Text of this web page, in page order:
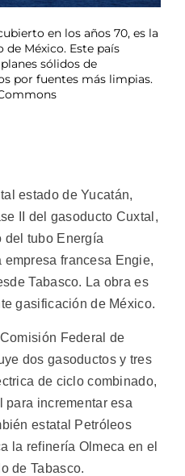
en los años 70, es la
México. Este país
sólidos de
por fuentes más limpias.
estado de Yucatán,
II del gasoducto Cuxtal,
del tubo Energía
francesa Engie,
Tabasco. La obra es
gasificación de México.
Federal de
dos gasoductos y tres
de ciclo combinado,
para incrementar esa
estatal Petróleos
la refinería Olmeca en el
de Tabasco.